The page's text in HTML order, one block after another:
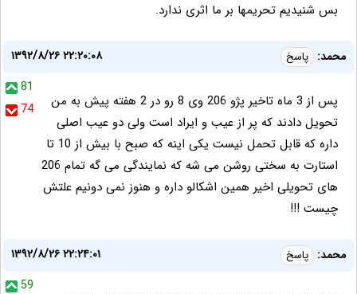
بس شنیدیم تحریمها بر ما اثری ندارد.
محمد: پاسخ
۱۳۹۲/۸/۲۶ ۲۲:۲۰:۰۸
81
74
پس از 3 ماه تاخیر پژو 206 وی 8 رو در 2 هفته پیش به من
تحویل دادند که پر از عیب و ایراد است ولی دو عیب اصلی
داره که قابل تحمل نیست یکی اینه که صبح با بیش از 10 تا
استارت به سختی روشن می شه که نمایندگی می گه تمام 206
های تحویلی اخیر همین اشکالو داره و هنوز نمی دونیم علتش
چیست !!!
محمد: پاسخ
۱۳۹۲/۸/۲۶ ۲۲:۲۴:۰۱
59